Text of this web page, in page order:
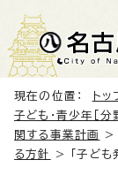
現在の位置： トッ
子ども・青少年［分
関する事業計画
る方針
> 「子ども